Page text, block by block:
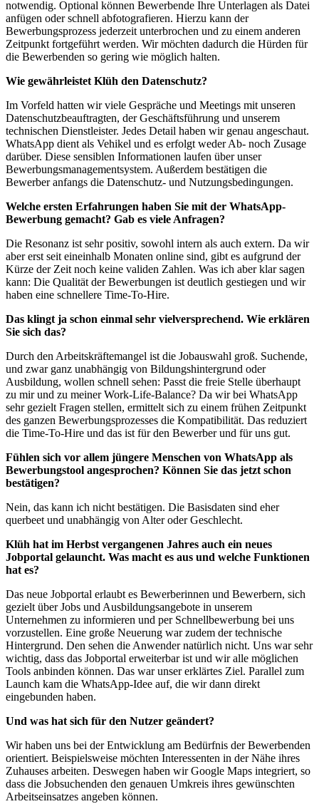
notwendig. Optional können Bewerbende Ihre Unterlagen als Datei
anfügen oder schnell abfotografieren. Hierzu kann der
Bewerbungsprozess jederzeit unterbrochen und zu einem anderen
Zeitpunkt fortgeführt werden. Wir möchten dadurch die Hürden für
die Bewerbenden so gering wie möglich halten.
Wie gewährleistet Klüh den Datenschutz?
Im Vorfeld hatten wir viele Gespräche und Meetings mit unseren
Datenschutzbeauftragten, der Geschäftsführung und unserem
technischen Dienstleister. Jedes Detail haben wir genau angeschaut.
WhatsApp dient als Vehikel und es erfolgt weder Ab- noch Zusage
darüber. Diese sensiblen Informationen laufen über unser
Bewerbungsmanagementsystem. Außerdem bestätigen die
Bewerber anfangs die Datenschutz- und Nutzungsbedingungen.
Welche ersten Erfahrungen haben Sie mit der WhatsApp-
Bewerbung gemacht? Gab es viele Anfragen?
Die Resonanz ist sehr positiv, sowohl intern als auch extern. Da wir
aber erst seit eineinhalb Monaten online sind, gibt es aufgrund der
Kürze der Zeit noch keine validen Zahlen. Was ich aber klar sagen
kann: Die Qualität der Bewerbungen ist deutlich gestiegen und wir
haben eine schnellere Time-To-Hire.
Das klingt ja schon einmal sehr vielversprechend. Wie erklären
Sie sich das?
Durch den Arbeitskräftemangel ist die Jobauswahl groß. Suchende,
und zwar ganz unabhängig von Bildungshintergrund oder
Ausbildung, wollen schnell sehen: Passt die freie Stelle überhaupt
zu mir und zu meiner Work-Life-Balance? Da wir bei WhatsApp
sehr gezielt Fragen stellen, ermittelt sich zu einem frühen Zeitpunkt
des ganzen Bewerbungsprozesses die Kompatibilität. Das reduziert
die Time-To-Hire und das ist für den Bewerber und für uns gut.
Fühlen sich vor allem jüngere Menschen von WhatsApp als
Bewerbungstool angesprochen? Können Sie das jetzt schon
bestätigen?
Nein, das kann ich nicht bestätigen. Die Basisdaten sind eher
querbeet und unabhängig von Alter oder Geschlecht.
Klüh hat im Herbst vergangenen Jahres auch ein neues
Jobportal gelauncht. Was macht es aus und welche Funktionen
hat es?
Das neue Jobportal erlaubt es Bewerberinnen und Bewerbern, sich
gezielt über Jobs und Ausbildungsangebote in unserem
Unternehmen zu informieren und per Schnellbewerbung bei uns
vorzustellen. Eine große Neuerung war zudem der technische
Hintergrund. Den sehen die Anwender natürlich nicht. Uns war sehr
wichtig, dass das Jobportal erweiterbar ist und wir alle möglichen
Tools anbinden können. Das war unser erklärtes Ziel. Parallel zum
Launch kam die WhatsApp-Idee auf, die wir dann direkt
eingebunden haben.
Und was hat sich für den Nutzer geändert?
Wir haben uns bei der Entwicklung am Bedürfnis der Bewerbenden
orientiert. Beispielsweise möchten Interessenten in der Nähe ihres
Zuhauses arbeiten. Deswegen haben wir Google Maps integriert, so
dass die Jobsuchenden den genauen Umkreis ihres gewünschten
Arbeitseinsatzes angeben können.